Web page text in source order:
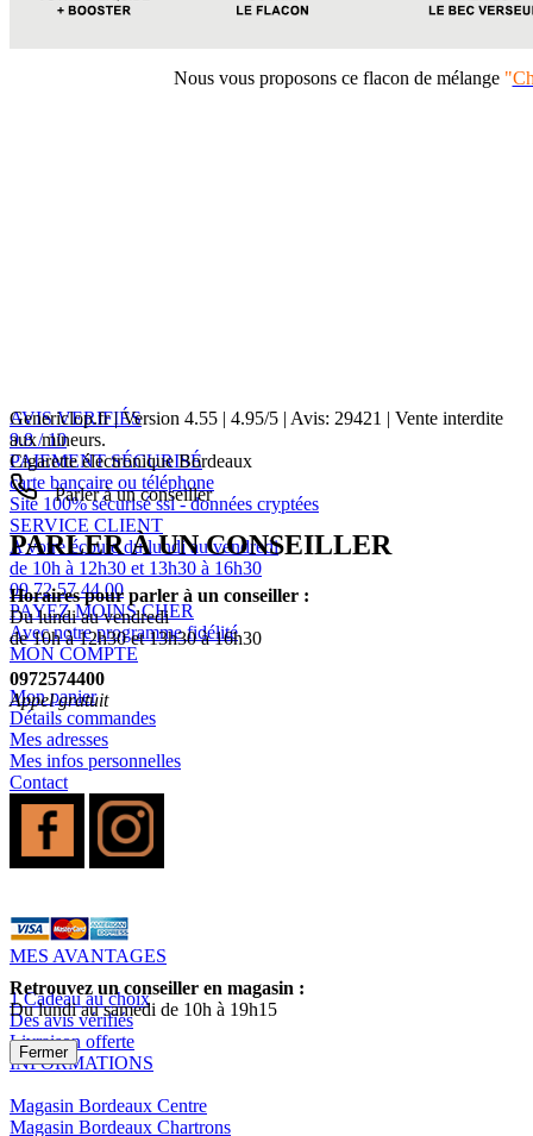
Nous vous proposons ce flacon de mélange "
AVIS VERIFIÉS
9.8 / 10
PAIEMENT SÉCURISÉ
carte bancaire ou téléphone
Site 100% sécurisé ssl - données cryptées
SERVICE CLIENT
A votre écoute du lundi au vendredi
de 10h à 12h30 et 13h30 à 16h30
09 72 57 44 00
PAYEZ MOINS CHER
Avec notre programme fidélité
MON COMPTE
Mon panier
Détails commandes
Mes adresses
Mes infos personnelles
Contact
MES AVANTAGES
1 Cadeau au choix
Des avis vérifiés
Livraison offerte
INFORMATIONS
Magasin Bordeaux Centre
Magasin Bordeaux Chartrons
Genericlop.fr|Version 4.55 | 4.95/5 | Avis: 29421 | Vente interdite
aux mineurs.
Cigarette électronique Bordeaux
Parler à un conseiller
PARLER À UN CONSEILLER
Horaires pour parler à un conseiller :
Du lundi au vendredi
de 10h à 12h30 et 13h30 à 16h30
0972574400
Appel gratuit
Retrouvez un conseiller en magasin :
Du lundi au samedi de 10h à 19h15
Fermer